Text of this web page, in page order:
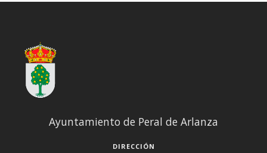
Ayuntamiento de Peral de Arlanza
DIRECCIÓN